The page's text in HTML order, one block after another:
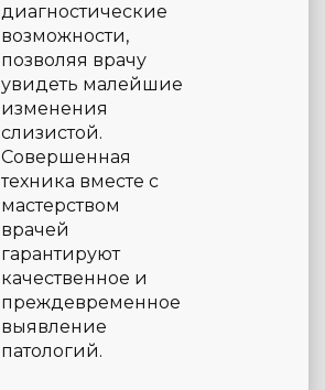
диагностические
возможности,
позволяя врачу
увидеть малейшие
изменения
слизистой.
Совершенная
техника вместе с
мастерством
врачей
гарантируют
качественное и
преждевременное
выявление
патологий.